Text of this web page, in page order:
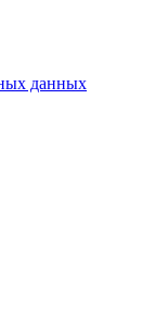
данных